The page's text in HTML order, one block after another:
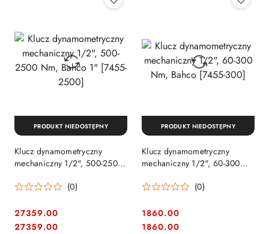
Klucz dynamometryczny
mechaniczny 1/2", 500-2500
(0)
Cena:
27359.00
Cena:
27359.00
PRODUKT NIEDOSTĘPNY
Klucz dynamometryczny
mechaniczny 1/2", 60-300
(0)
Cena:
1860.00
Cena:
1860.00
PRODUKT NIEDOSTĘPNY